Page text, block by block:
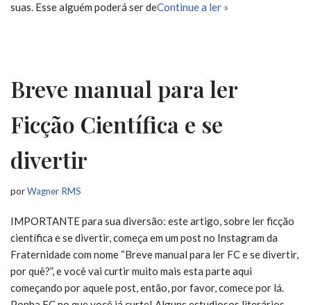
suas. Esse alguém poderá ser deContinue a ler »
Breve manual para ler
Ficção Científica e se
divertir
porWagner RMS
IMPORTANTE para sua diversão: este artigo, sobre ler ficção
científica e se divertir, começa em um post no Instagram da
Fraternidade com nome “Breve manual para ler FC e se divertir,
por quê?”, e você vai curtir muito mais esta parte aqui
começando por aquele post, então, por favor, comece por lá.